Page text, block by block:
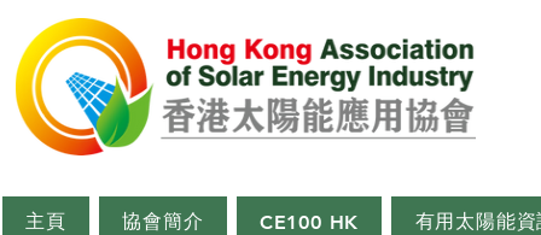
主頁 協會簡介 CE100 HK 有用太陽能資